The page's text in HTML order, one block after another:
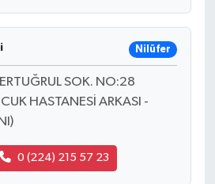
Nilüfer
SOK. NO:28
HASTANESİ ARKASI -
0 (224) 215 57 23